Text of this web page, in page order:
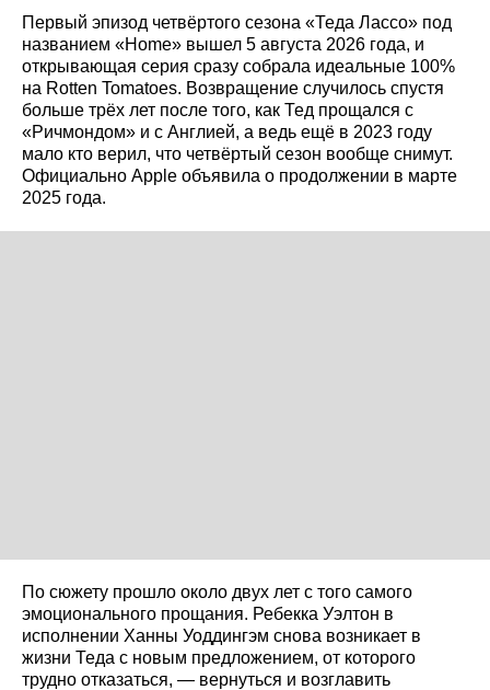
Первый эпизод четвёртого сезона «Теда Лассо» под
названием «Home» вышел 5 августа 2026 года, и
открывающая серия сразу собрала идеальные 100%
на Rotten Tomatoes. Возвращение случилось спустя
больше трёх лет после того, как Тед прощался с
«Ричмондом» и с Англией, а ведь ещё в 2023 году
мало кто верил, что четвёртый сезон вообще снимут.
Официально Apple объявила о продолжении в марте
2025 года.
По сюжету прошло около двух лет с того самого
эмоционального прощания. Ребекка Уэлтон в
исполнении Ханны Уоддингэм снова возникает в
жизни Теда с новым предложением, от которого
трудно отказаться, — вернуться и возглавить